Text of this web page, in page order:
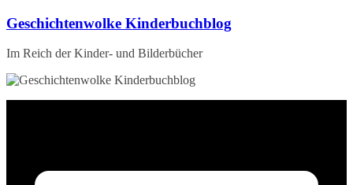
Zum
springen
Geschichtenwolke Kinderbuchblog
Im Reich der Kinder- und Bilderbücher